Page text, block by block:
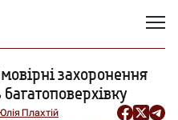
захоронення
Плахтій